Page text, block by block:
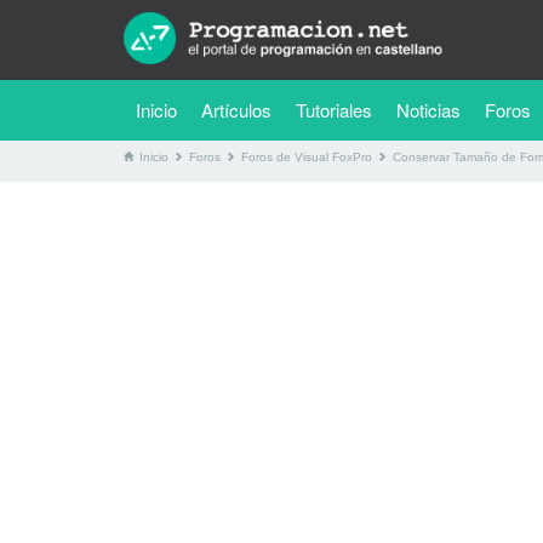
Inicio Artículos Tutoriales (current)
Noticias Foros
Inicio Foros Foros de Visual FoxPro Conservar Tamaño de